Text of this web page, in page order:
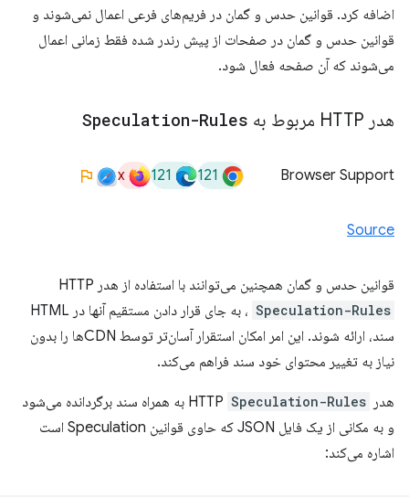
اضافه کرد. قوانین حدس و گمان در فریم‌های فرعی اعمال نمی‌شوند و
قوانین حدس و گمان در صفحات از پیش رندر شده فقط زمانی اعمال
می‌شوند که آن صفحه فعال شود.
هدر HTTP مربوط به Speculation-Rules
Browser Support
121
121
x
Source
قوانین حدس و گمان همچنین می‌توانند با استفاده از هدر HTTP
Speculation-Rules
، به جای قرار دادن مستقیم آنها در HTML
سند، ارائه شوند. این امر امکان استقرار آسان‌تر توسط CDNها را بدون
نیاز به تغییر محتوای خود سند فراهم می‌کند.
هدر HTTP Speculation-Rules
به همراه سند برگردانده می‌شود
و به مکانی از یک فایل JSON که حاوی قوانین Speculation است
اشاره می‌کند: